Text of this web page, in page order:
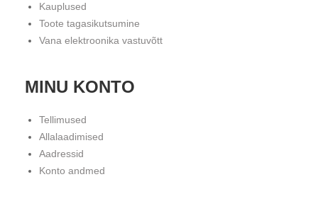
Kauplused
Toote tagasikutsumine
Vana elektroonika vastuvõtt
MINU KONTO
Tellimused
Allalaadimised
Aadressid
Konto andmed